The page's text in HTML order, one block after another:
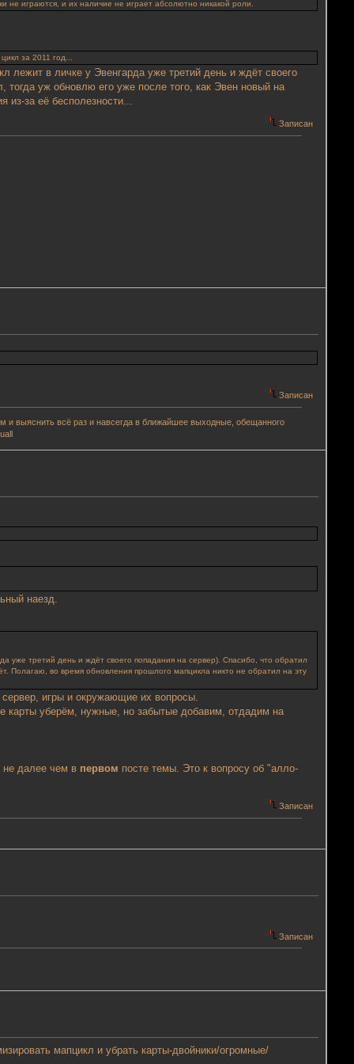
не играются, и их наличие не играет абсолютно никакой роли.
за 2011 год...
лежит в личке у Эвенгарда уже третий день и ждёт своего
тогда уж обновлю его уже после того, как Эвен новый на
за её бесполезности...
Записан
Записан
и выяснить всё раз и навсегда в ближайшее выходные, обещанного
наезд.
уже третий день и ждёт своего попадания на сервер). Спасибо, что обратил
Полагаю, во время обновления прошлого мапцикла никто не обратил на эту
игры и окружающие их вопросы.
карты уберём, нужные, но забытые добавим, отдадим на
не далее чем в первом посте темы. Это к вопросу об "алло-
Записан
Записан
мапцикл и убрать карты-двойники/огромные/